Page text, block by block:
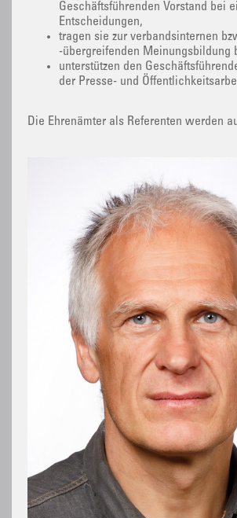
Geschäftsführenden Vorstand bei
Entscheidungen,
tragen sie zur verbandsinternen
-übergreifenden Meinungsbildung
unterstützen den
der Presse- und
Die Ehrenämter als Referenten werden